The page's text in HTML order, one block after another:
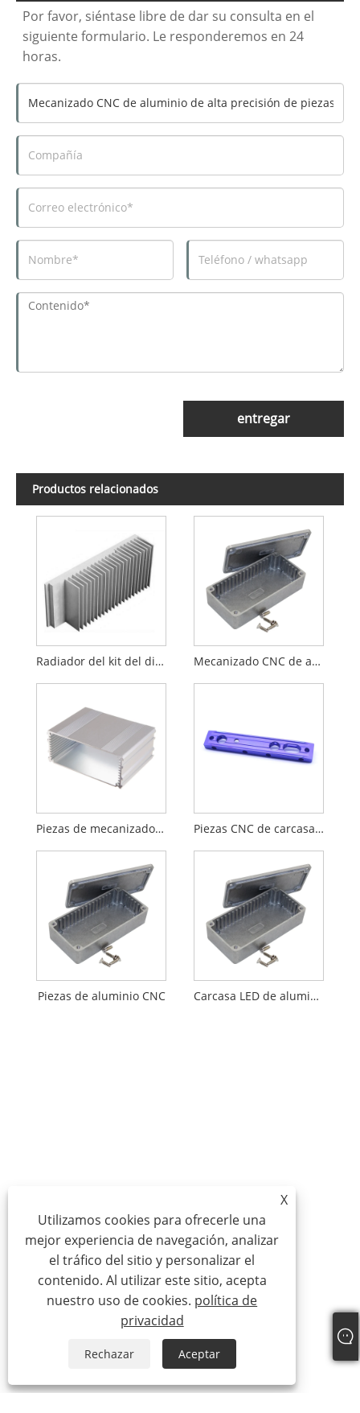
Por favor, siéntase libre de dar su consulta en el
siguiente formulario. Le responderemos en 24
horas.
entregar
Productos relacionados
Radiador del kit del disipador de calor de aluminio puro Mecanizado CNC de accesorios eléctricos de bloques de aluminio
Piezas de mecanizado de columnas de aluminio con torneado CNC de aluminio Piezas CNC de carcasa de aleación de aluminio
Piezas de aluminio CNC Carcasa LED de aluminio fundido a presión de alta presión CNC
X
Utilizamos cookies para ofrecerle una
mejor experiencia de navegación, analizar
el tráfico del sitio y personalizar el
contenido. Al utilizar este sitio, acepta
nuestro uso de cookies. política de
privacidad
Rechazar Aceptar